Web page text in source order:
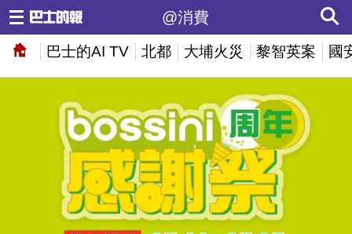
巴士的AI TV 北都 大埔火災 黎智英案 國
@消費